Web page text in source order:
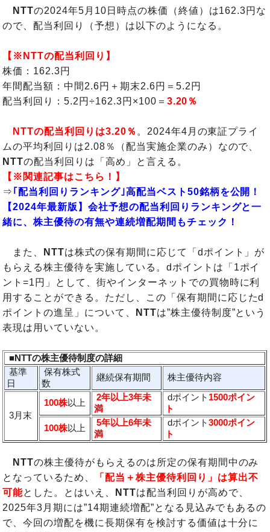
NTTの2024年5月10日時点の株価（終値）は162.3円な
ので、配当利回り（予想）は以下のようになる。
【※NTTの配当利回り】
株価：162.3円
年間配当額：中間2.6円＋期末2.6円＝5.2円
配当利回り：5.2円÷162.3円×100＝ 3.20％
NTTの配当利回りは3.20％ 。2024年4月の東証プライ
ムの平均利回りは2.08％（配当実施企業のみ）なので、
NTTの配当利回りは「高め」と言える。
【※関連記事はこちら！】
⇒ ｢配当利回りランキング｣高配当ベスト50銘柄を公開！
【2024年最新版】会社予想の配当利回りランキングと一
緒に、株主優待の有無や連続増配期間もチェック！
また、 NTTは株式の保有期間に応じて「dポイント」が
もらえる株主優待を実施している。dポイントは「1ポイ
ント=1円」として、街やインターネットでの買物時に利
用することができる。ただし、この「保有期間に応じたd
ポイントの進呈」について、
NTTは”株主優待制度”という
表現は用いていない。
■NTTの株主優待制度の詳細
基準
日
保有株式
数
継続保有期間 株主優待内容
3月末
100株以上
2年以上3年未
満
dポイント 1500ポイン
ト
100株以上
5年以上6年未
満
dポイント3000ポイン
ト
NTTの株主優待がもらえるのは所定の保有期間中のみ
となっているため、
「配当＋株主優待利回り」は算出不
可能とした。とはいえ、 NTTは配当利回りが高めで、
2025年3月期には”14期連続増配”となる見込みでもあるの
で、今回の増配を機に長期保有を検討する価値は十分に